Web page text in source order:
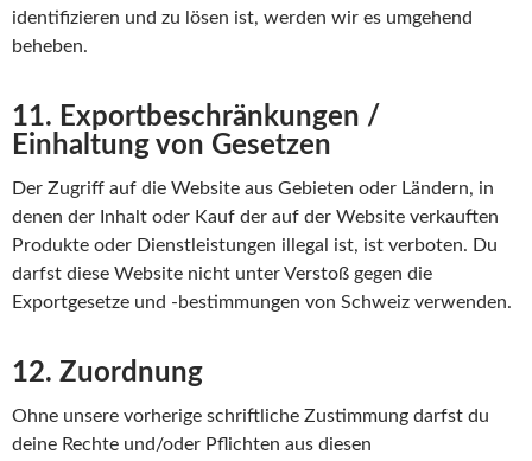
identifizieren und zu lösen ist, werden wir es umgehend
beheben.
11. Exportbeschränkungen /
Einhaltung von Gesetzen
Der Zugriff auf die Website aus Gebieten oder Ländern, in
denen der Inhalt oder Kauf der auf der Website verkauften
Produkte oder Dienstleistungen illegal ist, ist verboten. Du
darfst diese Website nicht unter Verstoß gegen die
Exportgesetze und -bestimmungen von Schweiz verwenden.
12. Zuordnung
Ohne unsere vorherige schriftliche Zustimmung darfst du
deine Rechte und/oder Pflichten aus diesen